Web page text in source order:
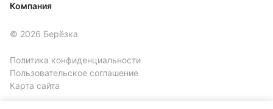
Компания
© 2026 Берёзка
Политика конфиденциальности
Пользовательское соглашение
Карта сайта